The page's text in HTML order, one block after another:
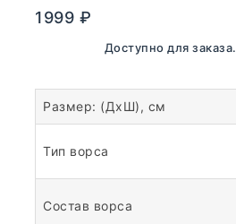
1999 ₽
В наличии. Доступно для заказа.
Размер: (ДхШ), см
Тип ворса
Состав ворса